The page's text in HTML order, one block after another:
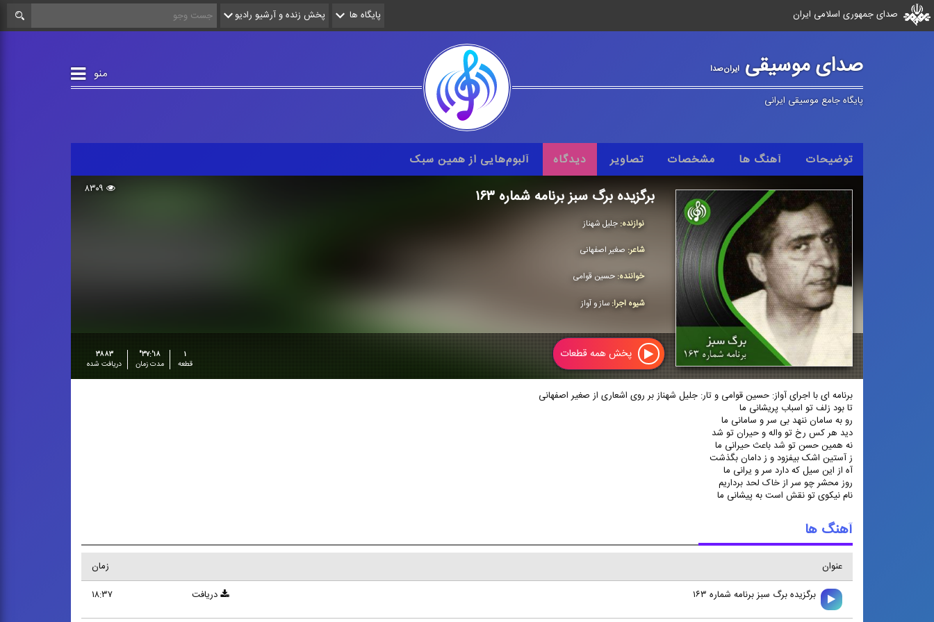
صدای جمهوری اسلامی ایران پایگاه ها پخش زنده و آرشیو رادیو
صدای موسیقیایران‌صدا منو
پایگاه جامع موسیقی ایرانی
توضیحات آهنگ ها مشخصات تصاویر دیدگاه آلبوم‌هایی از همین سبک
۸۳۰۹ برگزیده برگ سبز برنامه شماره ۱۶۳
نوازنده: جلیل شهناز
شاعر: صغیر اصفهانی
خواننده: حسین قوامی
شیوه اجرا: ساز و آواز
۱
قطعه
۱۸':۳۷"
مدت زمان
۳۸۸۳
دریافت شده
پخش همه قطعات
برنامه ای با اجرای آواز: حسین قوامی و تار: جلیل شهناز بر روی اشعاری از صغیر اصفهانی
تا بود زلف تو اسباب پریشانی ما
رو به سامان ننهد بی سر و سامانی ما
دید هر کس رخ تو واله و حیران تو شد
نه همین حسن تو شد باعث حیرانی ما
ز آستین اشک بیفزود و ز دامان بگذشت
آه از این سیل که دارد سر و یرانی ما
روز محشر چو سر از خاک لحد برداریم
نام نیکوی تو نقش است به پیشانی ما
آهنگ ها
عنوان
زمان
برگزیده برگ سبز برنامه شماره ۱۶۳
۱۸:۳۷ دریافت